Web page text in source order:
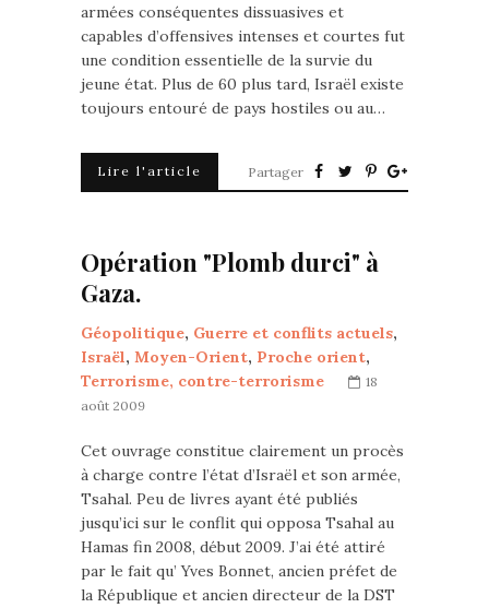
armées conséquentes dissuasives et
capables d’offensives intenses et courtes fut
une condition essentielle de la survie du
jeune état. Plus de 60 plus tard, Israël existe
toujours entouré de pays hostiles ou au…
Lire l'article Partager
Opération "Plomb durci" à
Gaza.
Géopolitique, Guerre et conflits actuels,
Israël, Moyen-Orient, Proche orient,
Terrorisme, contre-terrorisme
18
août 2009
Cet ouvrage constitue clairement un procès
à charge contre l’état d’Israël et son armée,
Tsahal. Peu de livres ayant été publiés
jusqu’ici sur le conflit qui opposa Tsahal au
Hamas fin 2008, début 2009. J’ai été attiré
par le fait qu’ Yves Bonnet, ancien préfet de
la République et ancien directeur de la DST